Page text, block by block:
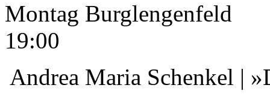
Montag Burglengenfeld
19:00
Andrea Maria Schenkel |